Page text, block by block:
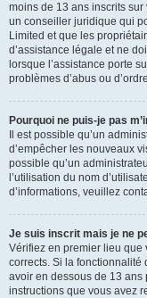
moins de 13 ans inscrits
un conseiller juridique qui
Limited et que les
d’assistance légale et ne
lorsque l’assistance porte
problèmes d’abus ou
Pourquoi ne puis-je pas
Il est possible qu’un
d’empêcher les nouveaux
possible qu’un
l’utilisation du nom
d’informations, veuillez
Je suis inscrit mais je ne
Vérifiez en premier lieu que
corrects. Si la fonctionnalité
avoir en dessous de 13 ans
instructions que vous avez